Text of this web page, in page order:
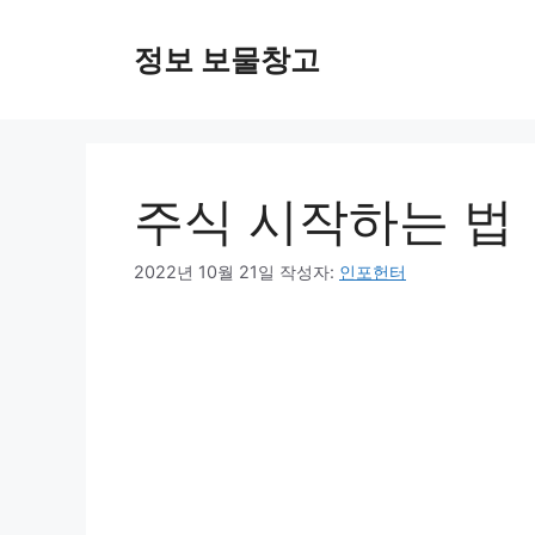
정보 보물창고
주식 시작하는 법
2022년 10월 21일 작성자: 인포헌터